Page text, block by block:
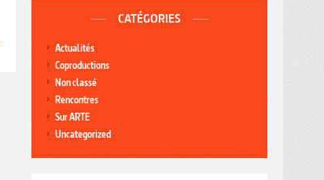
CATÉGORIES
Actualités
Coproductions
Non classé
Rencontres
Sur ARTE
Uncategorized